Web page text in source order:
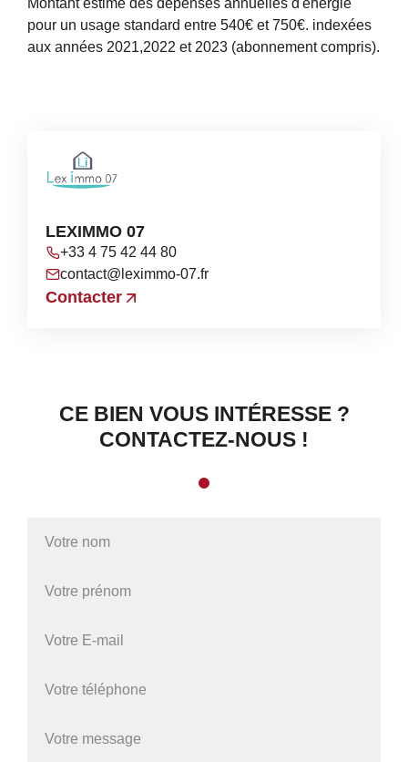
Montant estimé des dépenses annuelles d'énergie
pour un usage standard entre 540€ et 750€. indexées
aux années 2021,2022 et 2023 (abonnement compris).
LEXIMMO 07
+33 4 75 42 44 80
contact@leximmo-07.fr
Contacter
CE BIEN VOUS INTÉRESSE ?
CONTACTEZ-NOUS !